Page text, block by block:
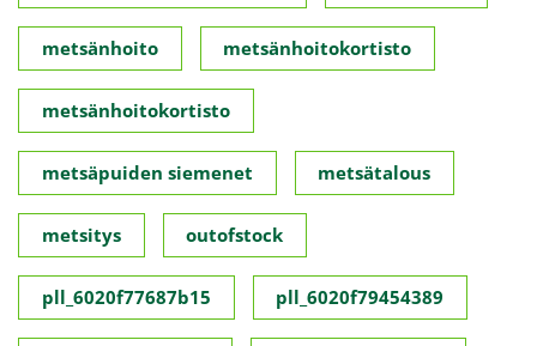
metsänhoito metsänhoitokortisto
metsänhoitokortisto
metsäpuiden siemenet metsätalous
metsitys outofstock
pll_6020f77687b15 pll_6020f79454389